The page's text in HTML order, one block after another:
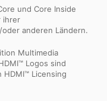
und Core Inside
ihrer
anderen Ländern.
Multimedia
Logos sind
Licensing